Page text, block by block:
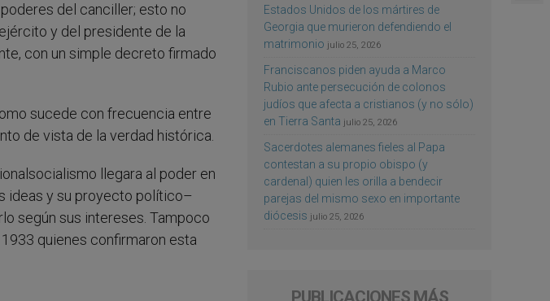
del canciller; esto no
y del presidente de la
con un simple decreto firmado
sucede con frecuencia entre
de vista de la verdad histórica.
llegara al poder en
ideas y su proyecto político–
según sus intereses. Tampoco
quienes confirmaron esta
Estados Unidos de los mártires de
Georgia que murieron defendiendo el
matrimonio julio 25, 2026
Franciscanos piden ayuda a Marco
Rubio ante persecución de colonos
judíos que afecta a cristianos (y no sólo)
en Tierra Santa julio 25, 2026
Sacerdotes alemanes fieles al Papa
contestan a su propio obispo (y
cardenal) quien les orilla a bendecir
parejas del mismo sexo en importante
diócesis julio 25, 2026
PUBLICACIONES MÁS